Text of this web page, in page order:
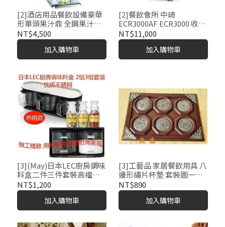
[2]酒店用品餐飲設備豪華
形單頭果汁鼎 全鋼果汁鼎
（冰冷式）9L
NT$4,500
加入購物車
[2]餐飲會所 中崎
ECR3000AF ECR3000 收款
機 商用收款設備 POS
NT$11,000
加入購物車
[3](May)日本LEC廚房調味
料盒二件三件套裝高檔調
料罐收納盒 餐飲用品 包郵
NT$1,200
加入購物車
[3]工藝品 家居餐飲用具 八
邊形繡片杯墊 套裝圖一價
格
NT$890
加入購物車